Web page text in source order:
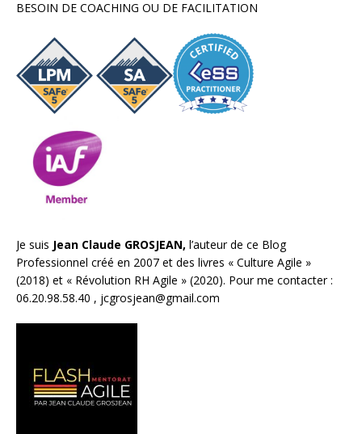
BESOIN DE COACHING OU DE FACILITATION
Je suis Jean Claude GROSJEAN, l’auteur de ce Blog
Professionnel créé en 2007 et des livres « Culture Agile »
(2018) et « Révolution RH Agile » (2020). Pour me contacter :
06.20.98.58.40 , jcgrosjean@gmail.com